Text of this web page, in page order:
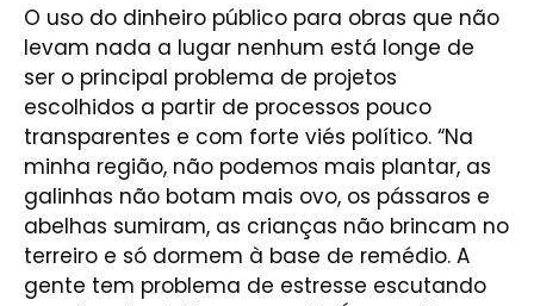
O uso do dinheiro público para obras que não
levam nada a lugar nenhum está longe de
ser o principal problema de projetos
escolhidos a partir de processos pouco
transparentes e com forte viés político. “Na
minha região, não podemos mais plantar, as
galinhas não botam mais ovo, os pássaros e
abelhas sumiram, as crianças não brincam no
terreiro e só dormem à base de remédio. A
gente tem problema de estresse escutando